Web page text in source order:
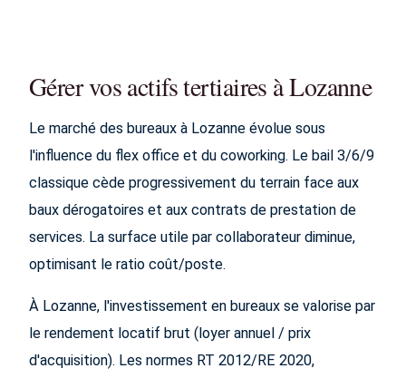
Gérer vos actifs tertiaires à Lozanne
Le marché des bureaux à Lozanne évolue sous
l'influence du flex office et du coworking. Le bail 3/6/9
classique cède progressivement du terrain face aux
baux dérogatoires et aux contrats de prestation de
services. La surface utile par collaborateur diminue,
optimisant le ratio coût/poste.
À Lozanne, l'investissement en bureaux se valorise par
le rendement locatif brut (loyer annuel / prix
d'acquisition). Les normes RT 2012/RE 2020,